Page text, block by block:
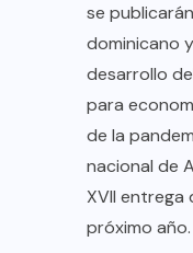
se
dominicano
desarrollo
para
de la
nacional de
XVII entrega
próximo año.